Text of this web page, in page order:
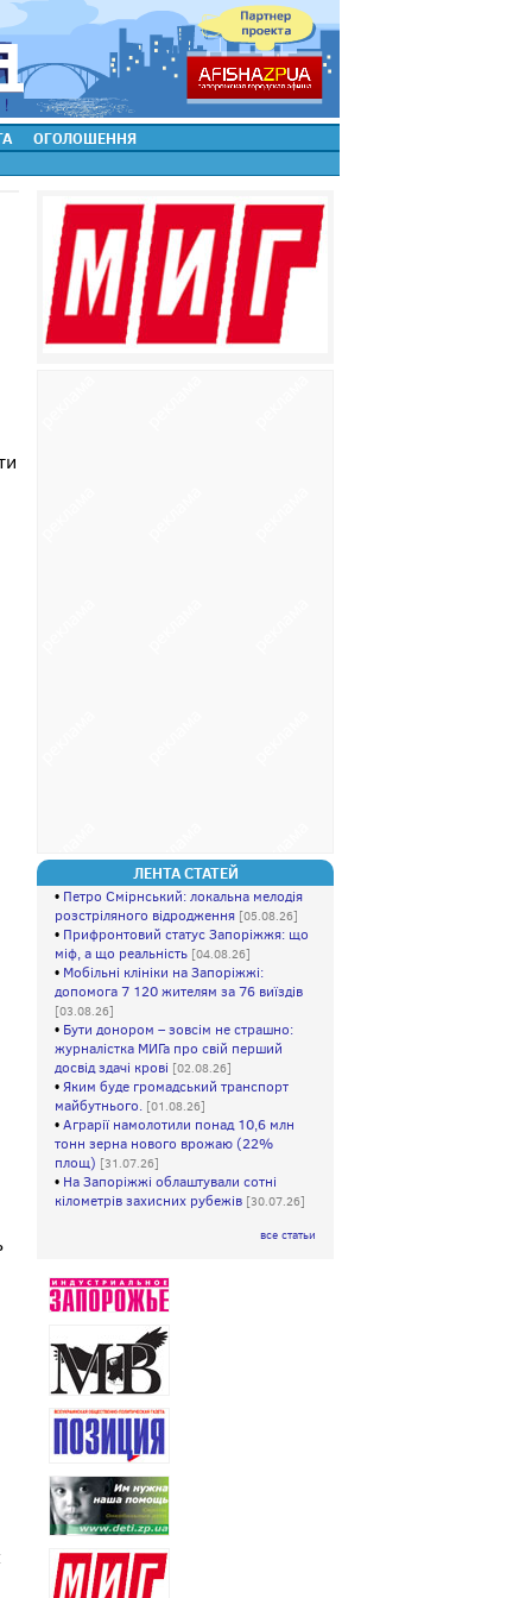
ОГОЛОШЕННЯ
ЛЕНТА СТАТЕЙ
• Петро Смірнський: локальна мелодія
розстріляного відродження [05.08.26]
• Прифpoнтовий стaтуc Зaпopiжжя: що
мiф, а щo peaльність [04.08.26]
• Мобільні клініки на Запоріжжі:
допомога 7 120 жителям за 76 виїздів
[03.08.26]
• Бути донором – зовсім не страшно:
журналістка МИГа про свій перший
досвід здачі крові [02.08.26]
•Яким буде громадський транспорт
майбутнього. [01.08.26]
•Аграрії намолотили понад 10,6 млн
тонн зерна нового врожаю (22%
площ) [31.07.26]
• На Запоріжжі облаштували сотні
кілометрів захисних рубежів [30.07.26]
все статьи